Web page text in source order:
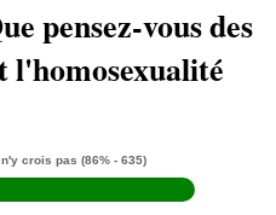
pensez-vous des
crois pas (86% - 635)